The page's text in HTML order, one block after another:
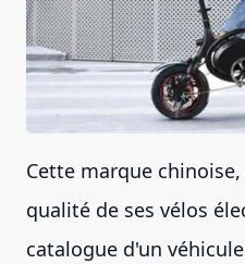
Cette marque
qualité de ses vélos
catalogue d'un